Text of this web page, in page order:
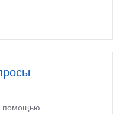
помощью